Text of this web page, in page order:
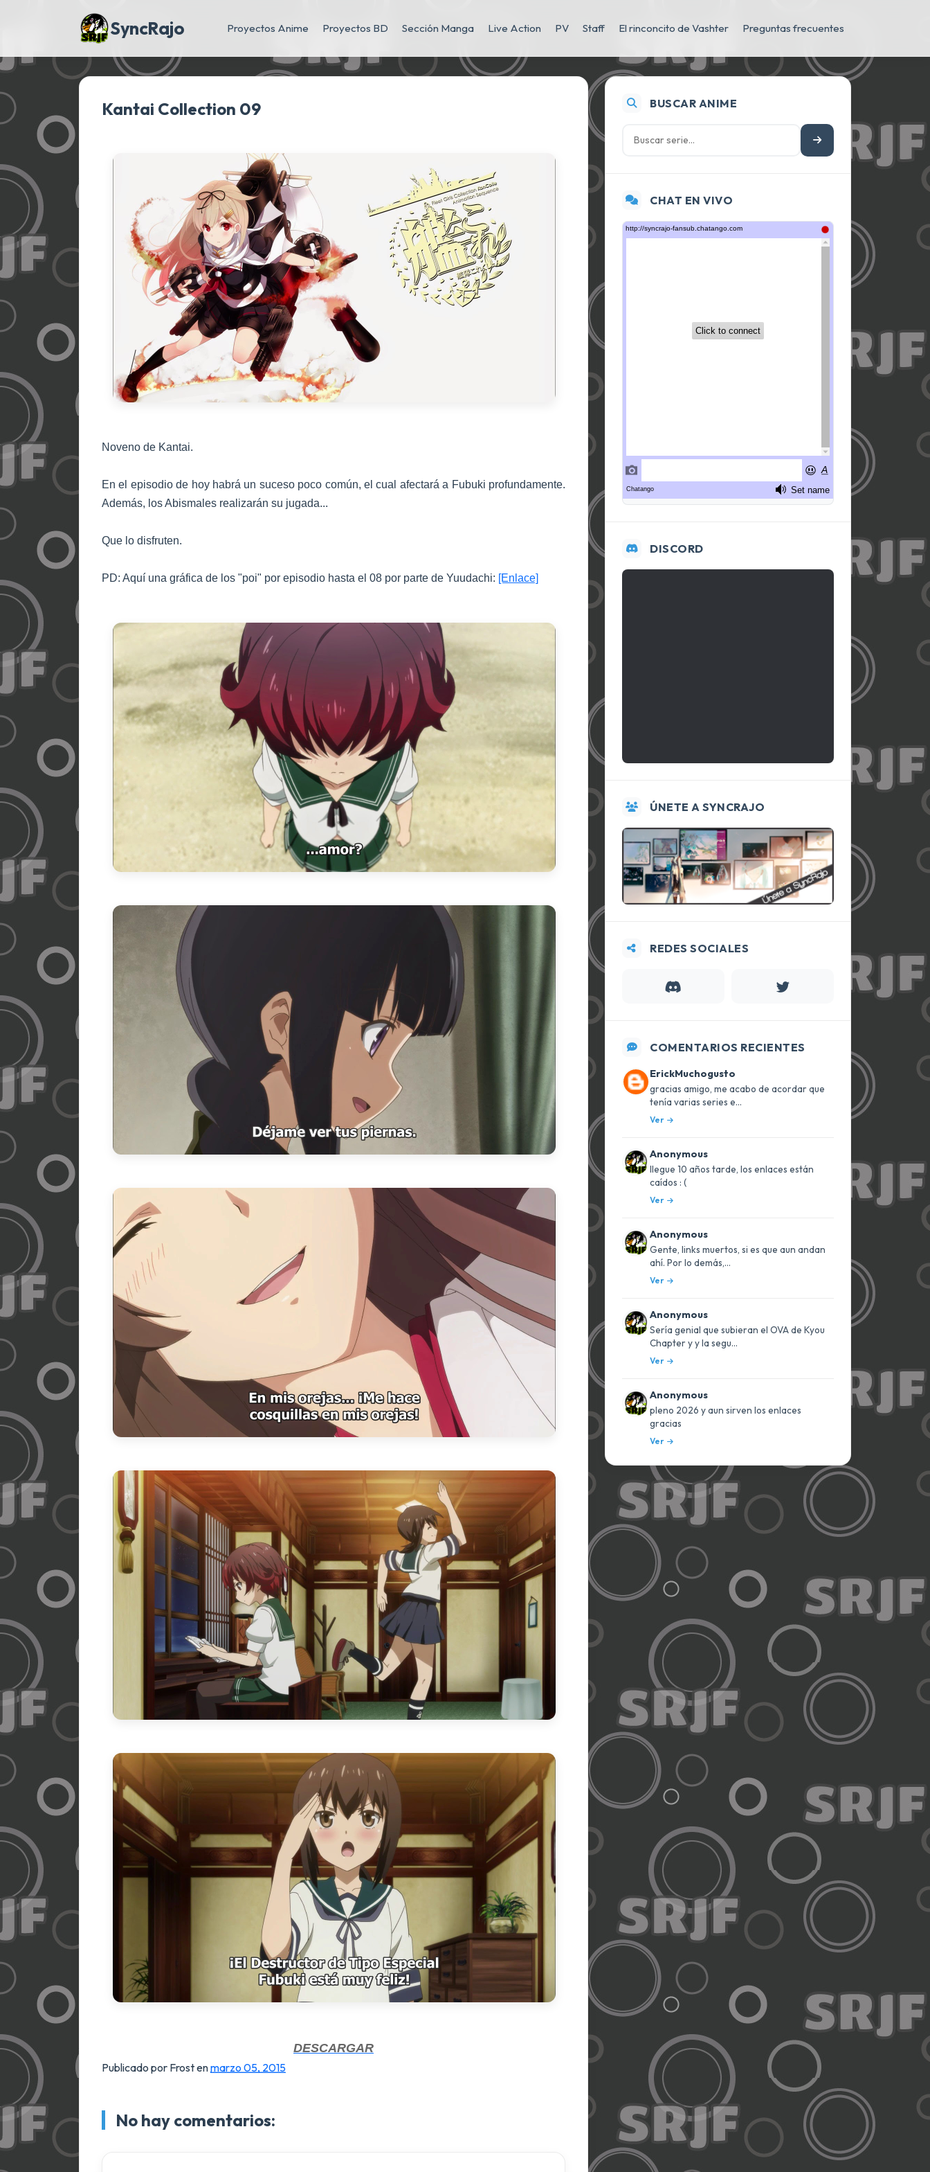
SyncRajo Proyectos Anime Proyectos BD Sección Manga Live Action PV Staff El rinconcito de Vashter Preguntas frecuentes
Kantai Collection 09
Noveno de Kantai.
En el episodio de hoy habrá un suceso poco común, el cual afectará a Fubuki profundamente.
Además, los Abismales realizarán su jugada...
Que lo disfruten.
PD: Aquí una gráfica de los "poi" por episodio hasta el 08 por parte de Yuudachi: [Enlace]
DESCARGAR
Publicado por Frostenmarzo 05, 2015
No hay comentarios:
BUSCAR ANIME
CHAT EN VIVO
DISCORD
ÚNETE A SYNCRAJO
REDES SOCIALES
COMENTARIOS RECIENTES
ErickMuchogusto
gracias amigo, me acabo de acordar que
tenía varias series e...
Ver
Anonymous
llegue 10 años tarde, los enlaces están
caídos : (
Ver
Anonymous
Gente, links muertos, si es que aun andan
ahí. Por lo demás,...
Ver
Anonymous
Sería genial que subieran el OVA de Kyou
Chapter y y la segu...
Ver
Anonymous
pleno 2026 y aun sirven los enlaces
gracias
Ver